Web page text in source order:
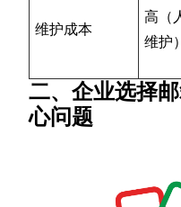
维护成本
高（
维护）
二、企业选择
心问题